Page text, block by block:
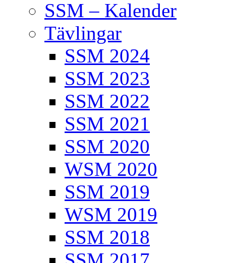
SSM – Kalender
Tävlingar
SSM 2024
SSM 2023
SSM 2022
SSM 2021
SSM 2020
WSM 2020
SSM 2019
WSM 2019
SSM 2018